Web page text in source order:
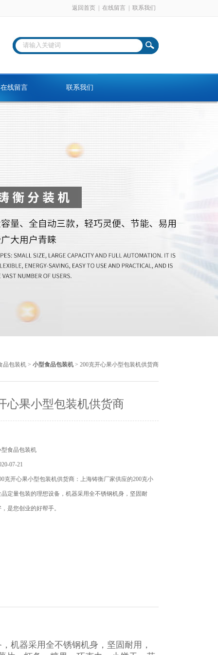
返回首页 在线留言 联系我们
在线留言 联系我们
品包装机 > 小型食品包装机 > 200克开心果小型包装机供货商
心果小型包装机供货商
食品包装机
07-21
克开心果小型包装机供货商：上海铸衡厂家供应的200克小
定量包装的理想设备，机器采用全不锈钢机身，坚固耐
是您创业的好帮手。
机器采用全不锈钢机身，坚固耐用，